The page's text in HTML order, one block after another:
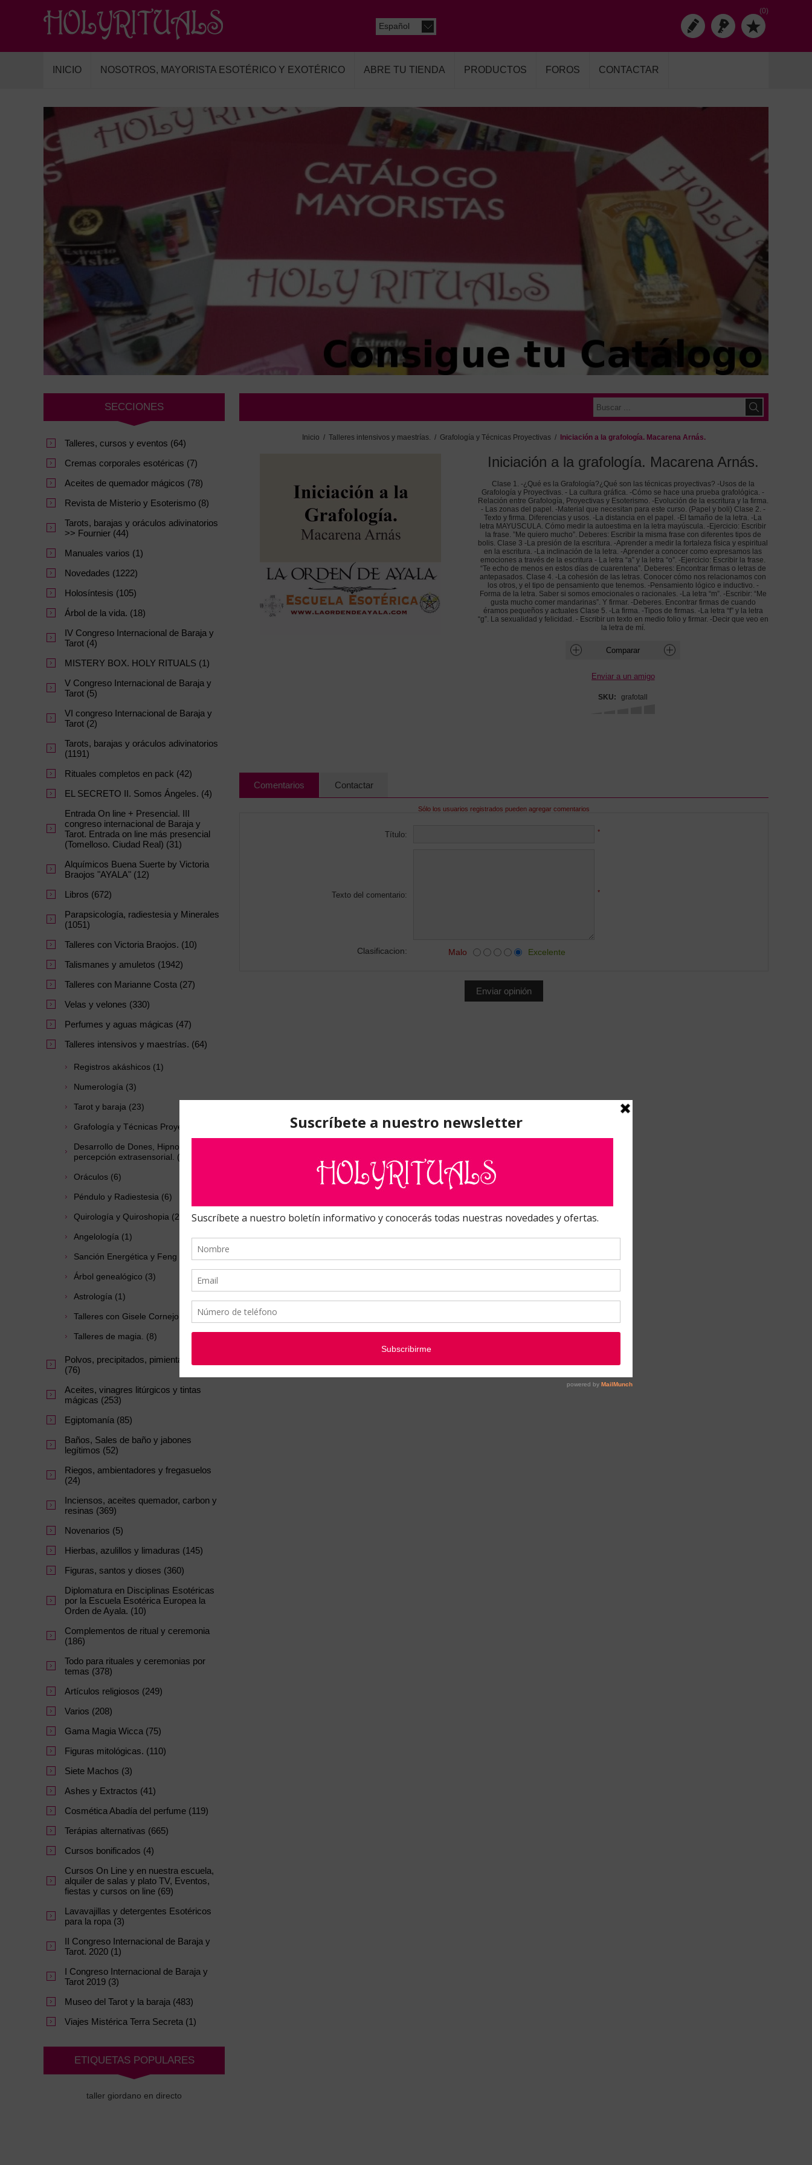
(0)
Español
INICIO NOSOTROS, MAYORISTA ESOTÉRICO Y EXOTÉRICO ABRE TU TIENDA PRODUCTOS FOROS CONTACTAR
Inicio / Talleres intensivos y maestrías. / Grafología y Técnicas Proyectivas / Iniciación a la grafología. Macarena Arnás.
Iniciación a la grafología. Macarena Arnás.
Clase 1. -¿Qué es la Grafología?¿Qué son las técnicas proyectivas? -Usos de la
Grafología y Proyectivas. - La cultura gráfica. -Cómo se hace una prueba grafológica. -
Relación entre Grafología, Proyectivas y Esoterismo. -Evolución de la escritura y la firma.
- Las zonas del papel. -Material que necesitan para este curso. (Papel y boli) Clase 2. -
Texto y firma. Diferencias y usos. -La distancia en el papel. -El tamaño de la letra. -La
letra MAYUSCULA. Cómo medir la autoestima en la letra mayúscula. -Ejercicio: Escribir
la frase. ”Me quiero mucho”. Deberes: Escribir la misma frase con diferentes tipos de
bolis. Clase 3 -La presión de la escritura. -Aprender a medir la fortaleza física y espiritual
en la escritura. -La inclinación de la letra. -Aprender a conocer como expresamos las
emociones a través de la escritura - La letra “a” y la letra “o”. -Ejercicio: Escribir la frase.
“Te echo de menos en estos días de cuarentena”. Deberes: Encontrar firmas o letras de
antepasados. Clase 4. -La cohesión de las letras. Conocer cómo nos relacionamos con
los otros, y el tipo de pensamiento que tenemos. -Pensamiento lógico e inductivo. -
Forma de la letra. Saber si somos emocionales o racionales. -La letra “m”. -Escribir: “Me
gusta mucho comer mandarinas”. Y firmar. -Deberes. Encontrar firmas de cuando
éramos pequeños y actuales Clase 5. -La firma. -Tipos de firmas. -La letra “f” y la letra
“g”. La sexualidad y felicidad. - Escribir un texto en medio folio y firmar. -Decir que veo en
la letra de mí.
SKU: grafotall
Comentarios Contactar
Sólo los usuarios registrados pueden agregar comentarios
Título: *
Texto del comentario: *
Clasificacion: Malo Excelente
SECCIONES
Talleres, cursos y eventos (64)
Cremas corporales esotéricas (7)
Aceites de quemador mágicos (78)
Revista de Misterio y Esoterismo (8)
Tarots, barajas y oráculos adivinatorios
>> Fournier (44)
Manuales varios (1)
Novedades (1222)
Holosíntesis (105)
Árbol de la vida. (18)
IV Congreso Internacional de Baraja y
Tarot (4)
MISTERY BOX. HOLY RITUALS (1)
V Congreso Internacional de Baraja y
Tarot (5)
VI congreso Internacional de Baraja y
Tarot (2)
Tarots, barajas y oráculos adivinatorios
(1191)
Rituales completos en pack (42)
EL SECRETO II. Somos Ángeles. (4)
Entrada On line + Presencial. III
congreso internacional de Baraja y
Tarot. Entrada on line más presencial
(Tomelloso. Ciudad Real) (31)
Alquímicos Buena Suerte by Victoria
Braojos "AYALA" (12)
Libros (672)
Parapsicología, radiestesia y Minerales
(1051)
Talleres con Victoria Braojos. (10)
Talismanes y amuletos (1942)
Talleres con Marianne Costa (27)
Velas y velones (330)
Perfumes y aguas mágicas (47)
Talleres intensivos y maestrías. (64)
Registros akáshicos (1)
Numerología (3)
Tarot y baraja (23)
Grafología y Técnicas Proyectivas (3)
Desarrollo de Dones, Hipnosis y
percepción extrasensorial. (6)
Oráculos (6)
Péndulo y Radiestesia (6)
Quirología y Quiroshopia (2)
Angelología (1)
Sanción Energética y Feng Shui (5)
Árbol genealógico (3)
Astrología (1)
Talleres con Gisele Cornejo. (3)
Talleres de magia. (8)
Polvos, precipitados, pimientas y sales
(76)
Aceites, vinagres litúrgicos y tintas
mágicas (253)
Egiptomanía (85)
Baños, Sales de baño y jabones
legítimos (52)
Riegos, ambientadores y fregasuelos
(24)
Inciensos, aceites quemador, carbon y
resinas (369)
Novenarios (5)
Hierbas, azulillos y limaduras (145)
Figuras, santos y dioses (360)
Diplomatura en Disciplinas Esotéricas
por la Escuela Esotérica Europea la
Orden de Ayala. (10)
Complementos de ritual y ceremonia
(186)
Todo para rituales y ceremonias por
temas (378)
Artículos religiosos (249)
Varios (208)
Gama Magia Wicca (75)
Figuras mitológicas. (110)
Siete Machos (3)
Ashes y Extractos (41)
Cosmética Abadía del perfume (119)
Terápias alternativas (665)
Cursos bonificados (4)
Cursos On Line y en nuestra escuela,
alquiler de salas y plato TV, Eventos,
fiestas y cursos on line (69)
Lavavajillas y detergentes Esotéricos
para la ropa (3)
II Congreso Internacional de Baraja y
Tarot. 2020 (1)
I Congreso Internacional de Baraja y
Tarot 2019 (3)
Museo del Tarot y la baraja (483)
Viajes Mistérica Terra Secreta (1)
ETIQUETAS POPULARES
taller giordano en directo